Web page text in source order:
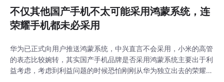
不仅其他国产手机不太可能采用鸿蒙系统，连
荣耀手机都未必采用
华为已正式向用户推送鸿蒙系统，中兴直言不会采用，小米的高管
的表态比较婉转，其实国产手机品牌是否采用鸿蒙系统主要出于利
益考虑，考虑到利益问题的时候恐怕刚刚从华为独立出去的荣耀手